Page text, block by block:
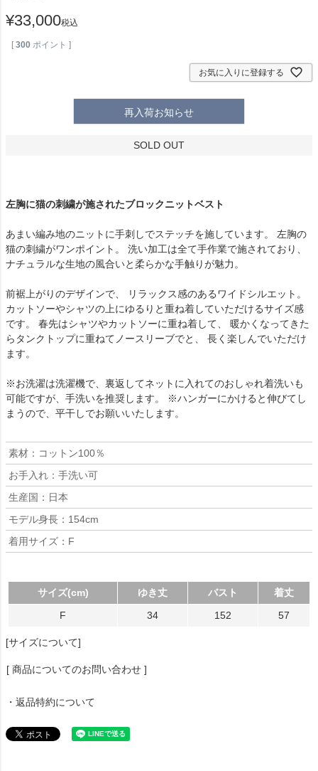
¥33,000税込
[ 300 ポイント ]
お気に入りに登録する
再入荷お知らせ
SOLD OUT
左胸に猫の刺繍が施されたブロックニットベスト
あまい編み地のニットに手刺しでステッチを施しています。 左胸の
猫の刺繍がワンポイント。 洗い加工は全て手作業で施されており、
ナチュラルな生地の風合いと柔らかな手触りが魅力。
前裾上がりのデザインで、 リラックス感のあるワイドシルエット。
カットソーやシャツの上にゆるりと重ね着していただけるサイズ感
です。 春先はシャツやカットソーに重ね着して、 暖かくなってきた
らタンクトップに重ねてノースリーブでと、 長く楽しんでいただけ
ます。
※お洗濯は洗濯機で、裏返してネットに入れてのおしゃれ着洗いも
可能ですが、手洗いを推奨します。 ※ハンガーにかけると伸びてし
まうので、平干しでお願いいたします。
素材：コットン100％
お手入れ：手洗い可
生産国：日本
モデル身長：154cm
着用サイズ：F
サイズ(cm) ゆき丈 バスト
着丈
F
34 152 57
[サイズについて]
[ 商品についてのお問い合わせ ]
・返品特約について